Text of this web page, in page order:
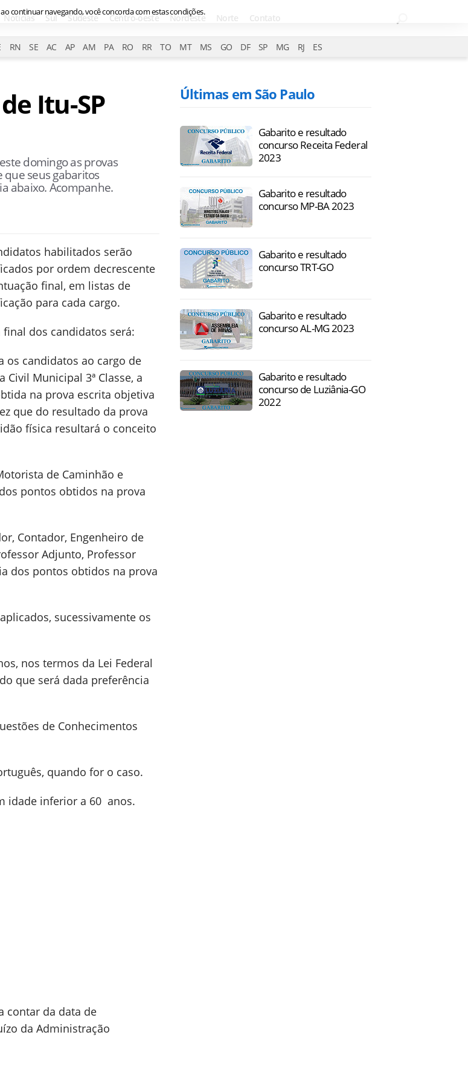
Notícias Sul Sudeste Centro-oeste Nordeste Norte Contato
RN SE AC AP AM PA RO RR TO MT MS GO DF SP MG RJ ES
Itu-SP
domingo as provas
que seus gabaritos
abaixo. Acompanhe.
habilitados serão
por ordem decrescente
final, em listas de
para cada cargo.
final dos candidatos será:
os candidatos ao cargo de
Civil Municipal 3ª Classe, a
na prova escrita objetiva
que do resultado da prova
física resultará o conceito
de Caminhão e
pontos obtidos na prova
Contador, Engenheiro de
Adjunto, Professor
dos pontos obtidos na prova
sucessivamente os
nos termos da Lei Federal
que será dada preferência
de Conhecimentos
quando for o caso.
idade inferior a 60 anos.
contar da data de
da Administração
Últimas em São Paulo
Gabarito e resultado
concurso Receita Federal
2023
Gabarito e resultado
concurso MP-BA 2023
Gabarito e resultado
concurso TRT-GO
Gabarito e resultado
concurso AL-MG 2023
Gabarito e resultado
concurso de Luziânia-GO
2022
continuar navegando, você concorda com estas condições.